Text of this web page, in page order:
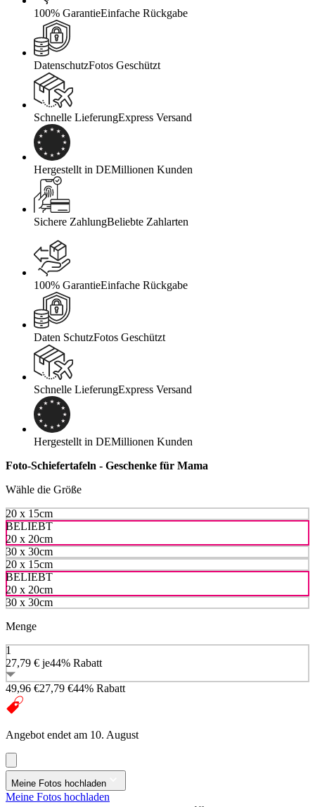
100% GarantieEinfache Rückgabe
DatenschutzFotos Geschützt
Schnelle LieferungExpress Versand
Hergestellt in DEMillionen Kunden
Sichere ZahlungBeliebte Zahlarten
100% GarantieEinfache Rückgabe
Daten SchutzFotos Geschützt
Schnelle LieferungExpress Versand
Hergestellt in DEMillionen Kunden
Foto-Schiefertafeln - Geschenke für Mama
Wähle die Größe
20 x 15cm
BELIEBT
20 x 20cm
30 x 30cm
20 x 15cm
BELIEBT
20 x 20cm
30 x 30cm
Menge
1
27,79 € je44% Rabatt
49,96 €27,79 €44% Rabatt
Angebot endet am 10. August
Meine Fotos hochladen
Meine Fotos hochladen